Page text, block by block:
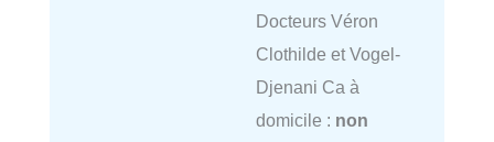
Docteurs Véron
Clothilde et Vogel-
Djenani Ca à
domicile : non